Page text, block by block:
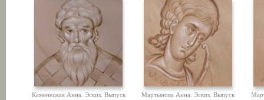
Каменецкая Анна. Эскиз. Выпуск
Мартынова Анна. Эскиз. Выпуск